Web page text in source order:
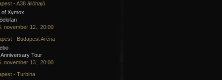
- A38 állóhajó
of Xymox
november 12., 20:00
- Budapest Aréna
Anniversary Tour
november 13., 20:00
- Turbina